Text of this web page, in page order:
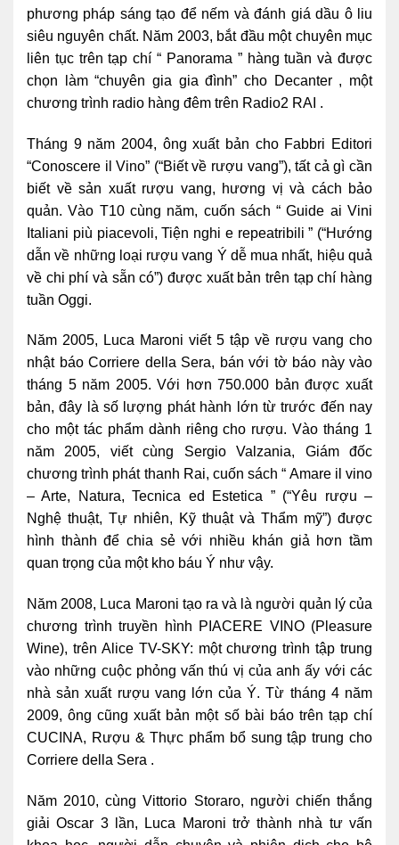
phương pháp sáng tạo để nếm và đánh giá dầu ô liu
siêu nguyên chất. Năm 2003, bắt đầu một chuyên mục
liên tục trên tạp chí “ Panorama ” hàng tuần và được
chọn làm “chuyên gia gia đình” cho Decanter , một
chương trình radio hàng đêm trên Radio2 RAI .
Tháng 9 năm 2004, ông xuất bản cho Fabbri Editori
“Conoscere il Vino” (“Biết về rượu vang”), tất cả gì cần
biết về sản xuất rượu vang, hương vị và cách bảo
quản. Vào T10 cùng năm, cuốn sách “ Guide ai Vini
Italiani più piacevoli, Tiện nghi e repeatribili ” (“Hướng
dẫn về những loại rượu vang Ý dễ mua nhất, hiệu quả
về chi phí và sẵn có”) được xuất bản trên tạp chí hàng
tuần Oggi.
Năm 2005, Luca Maroni viết 5 tập về rượu vang cho
nhật báo Corriere della Sera, bán với tờ báo này vào
tháng 5 năm 2005. Với hơn 750.000 bản được xuất
bản, đây là số lượng phát hành lớn từ ​​trước đến nay
cho một tác phẩm dành riêng cho rượu. Vào tháng 1
năm 2005, viết cùng Sergio Valzania, Giám đốc
chương trình phát thanh Rai, cuốn sách “ Amare il vino
– Arte, Natura, Tecnica ed Estetica ” (“Yêu rượu –
Nghệ thuật, Tự nhiên, Kỹ thuật và Thẩm mỹ”) được
hình thành để chia sẻ với nhiều khán giả hơn tầm
quan trọng của một kho báu Ý như vậy.
Năm 2008, Luca Maroni tạo ra và là người quản lý của
chương trình truyền hình PIACERE VINO (Pleasure
Wine), trên Alice TV-SKY: một chương trình tập trung
vào những cuộc phỏng vấn thú vị của anh ấy với các
nhà sản xuất rượu vang lớn của Ý. Từ tháng 4 năm
2009, ông cũng xuất bản một số bài báo trên tạp chí
CUCINA, Rượu & Thực phẩm bổ sung tập trung cho
Corriere della Sera .
Năm 2010, cùng Vittorio Storaro, người chiến thắng
giải Oscar 3 lần, Luca Maroni trở thành nhà tư vấn